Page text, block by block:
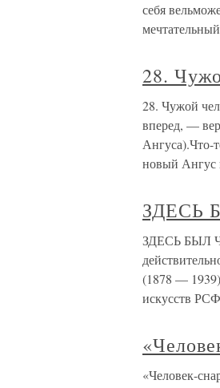
себя
мечтательный
28.
28. Чужой
вперед, —
Ангуса).Что-
новый Ангус
ЗДЕСЬ
ЗДЕСЬ БЫЛ
(1878 —
искусств
«Человек-